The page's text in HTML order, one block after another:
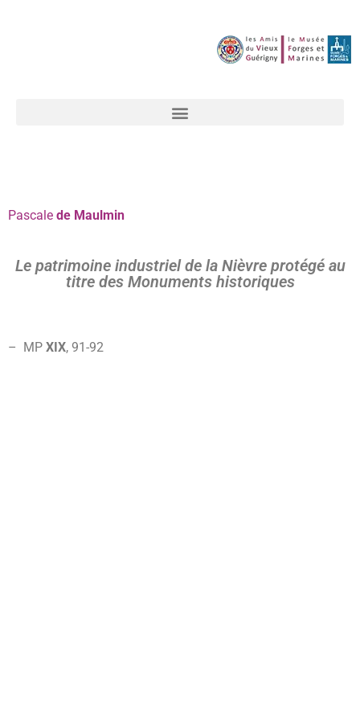
Pascale de Maulmin
Le patrimoine industriel de la Nièvre protégé au
titre des Monuments historiques
– MP XIX, 91-92